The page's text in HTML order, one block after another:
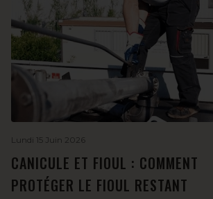
Lundi 15 Juin 2026
CANICULE ET FIOUL : COMMENT
PROTÉGER LE FIOUL RESTANT